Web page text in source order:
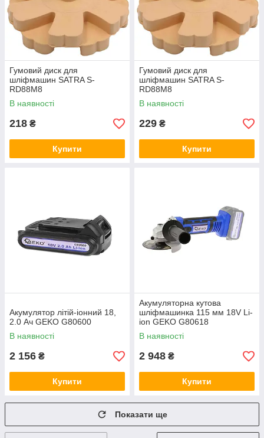
Гумовий диск для
шліфмашин SATRA S-
RD88M8
В наявності
218 ₴
Купити
Гумовий диск для
шліфмашин SATRA S-
RD88M8
В наявності
229 ₴
Купити
Акумулятор літій-іонний 18,
2.0 Ач GEKO G80600
В наявності
2 156 ₴
Купити
Акумуляторна кутова
шліфмашинка 115 мм 18V Li-
ion GEKO G80618
В наявності
2 948 ₴
Купити
Показати ще